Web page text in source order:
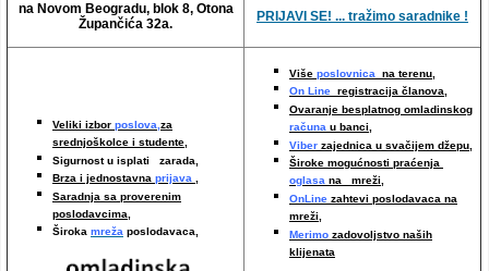
na Novom Beogradu, blok 8, Otona
Župančića 32a.
PRIJAVI SE! ... tražimo saradnike !
Veliki izbor poslova,za
srednjoškolce i studente,
Sigurnost u isplati zarada,
Brza i jednostavna prijava ,
Saradnja sa proverenim
poslodavcima,
Široka mreža poslodavaca,
Više poslovnica na terenu,
On Line registracija članova,
Ovaranje besplatnog omladinskog
računa u banci,
Viber zajednica u svačijem džepu,
Široke mogućnosti praćenja
oglasa na mreži,
OnLine zahtevi poslodavaca na
mreži,
Merimo zadovoljstvo naših
klijenata